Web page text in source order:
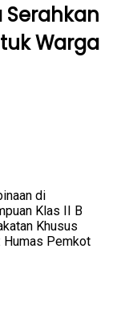
Serahkan
Warga
di
Klas II B
Khusus
Humas Pemkot